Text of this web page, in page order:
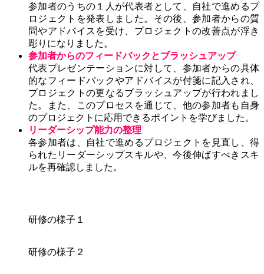
参加者のうちの１人が代表者として、自社で進めるプ
ロジェクトを発表しました。その後、参加者からの質
問やアドバイスを受け、プロジェクトの改善点が浮き
彫りになりました。
参加者からのフィードバックとブラッシュアップ
代表プレゼンテーションに対して、参加者からの具体
的なフィードバックやアドバイスが付箋に記入され、
プロジェクトの更なるブラッシュアップが行われまし
た。また、このプロセスを通じて、他の参加者も自身
のプロジェクトに応用できるポイントを学びました。
リーダーシップ能力の整理
各参加者は、自社で進めるプロジェクトを見直し、得
られたリーダーシップスキルや、今後伸ばすべきスキ
ルを再確認しました。
研修の様子１
研修の様子２